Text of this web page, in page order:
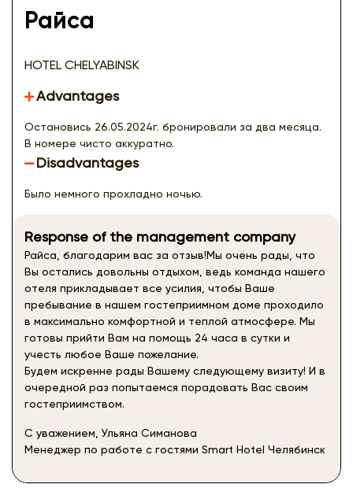
Райса
HOTEL CHELYABINSK
Advantages
Остановись 26.05.2024г. бронировали за два месяца.
В номере чисто аккуратно.
Disadvantages
Было немного прохладно ночью.
Response of the management company
Райса, благодарим вас за отзыв!Мы очень рады, что
Вы остались довольны отдыхом, ведь команда нашего
отеля прикладывает все усилия, чтобы Ваше
пребывание в нашем гостеприимном доме проходило
в максимально комфортной и теплой атмосфере. Мы
готовы прийти Вам на помощь 24 часа в сутки и
учесть любое Ваше пожелание.
Будем искренне рады Вашему следующему визиту! И в
очередной раз попытаемся порадовать Вас своим
гостеприимством.
С уважением, Ульяна Симанова
Менеджер по работе с гостями Smart Hotel Челябинск